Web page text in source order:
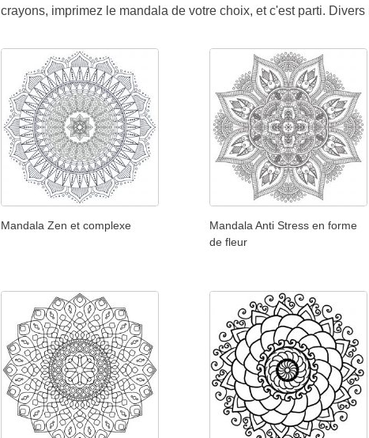
crayons, imprimez le mandala de votre choix, et c'est parti.
Mandala Zen et complexe
Mandala Anti Stress en forme
de fleur